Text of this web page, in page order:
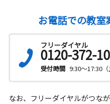
お電話での教室
フリーダイヤル
0120-372-
受付時間 9:30～17:30（
なお、フリーダイヤルがつな